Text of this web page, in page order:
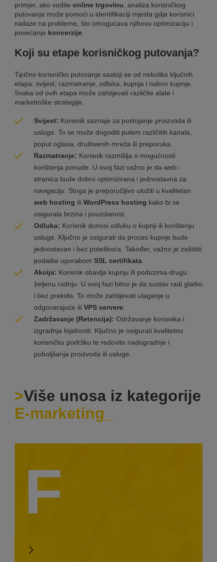
primjer, ako vodite online trgovinu , analiza korisničkog
putovanja može pomoći u identifikaciji mjesta gdje korisnici
nailaze na probleme, što omogućava njihovu optimizaciju i
povećanje konverzije
Koji su etape korisničkog putovanja?
Tipično korisničko putovanje sastoji se od nekoliko ključnih
etapa: svijest, razmatranje, odluka, kupnja i nakon kupnje.
Svaka od ovih etapa može zahtijevati različite alate i
marketinške strategije.
Svijest: Korisnik saznaje za postojanje proizvoda ili
usluge. To se može dogoditi putem različitih kanala,
poput oglasa, društvenih mreža ili preporuka.
Razmatranje: Korisnik razmišlja o mogućnosti
korištenja ponude. U ovoj fazi važno je da web-
stranica bude dobro optimizirana i jednostavna za
navigaciju. Stoga je preporučljivo uložiti u kvalitetan
web hosting ili WordPress hosting kako bi se
osigurala brzina i pouzdanost.
Odluka: Korisnik donosi odluku o kupnji ili korištenju
usluge. Ključno je osigurati da proces kupnje bude
jednostavan i bez poteškoća. Također, važno je zaštititi
podatke uporabom SSL certifikata
Akcija: Korisnik obavlja kupnju ili poduzima drugu
željenu radnju. U ovoj fazi bitno je da sustav radi glatko
i bez prekida. To može zahtijevati ulaganje u
odgovarajuće ili VPS servere
Zadržavanje (Retencija): Održavanje korisnika i
izgradnja lojalnosti. Ključno je osigurati kvalitetnu
korisničku podršku te redovite nadogradnje i
poboljšanja proizvoda ili usluge.
Više unosa iz kategorije
E-marketing
F